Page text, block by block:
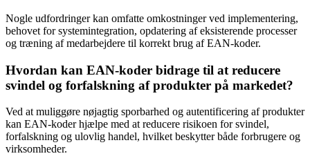
Nogle udfordringer kan omfatte omkostninger ved implementering,
behovet for systemintegration, opdatering af eksisterende processer
og træning af medarbejdere til korrekt brug af EAN-koder.
Hvordan kan EAN-koder bidrage til at reducere
svindel og forfalskning af produkter på markedet?
Ved at muliggøre nøjagtig sporbarhed og autentificering af produkter
kan EAN-koder hjælpe med at reducere risikoen for svindel,
forfalskning og ulovlig handel, hvilket beskytter både forbrugere og
virksomheder.